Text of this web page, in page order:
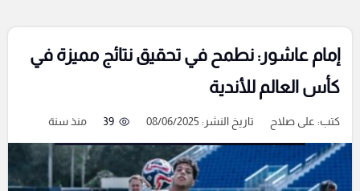
إمام عاشور: نطمح في تحقيق نتائج مميزة في
كأس العالم للأندية
كتب: على صلاح تاريخ النشر: 08/06/2025 39 منذ سنة